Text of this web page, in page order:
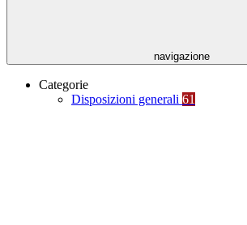
navigazione
Categorie
Disposizioni generali 61